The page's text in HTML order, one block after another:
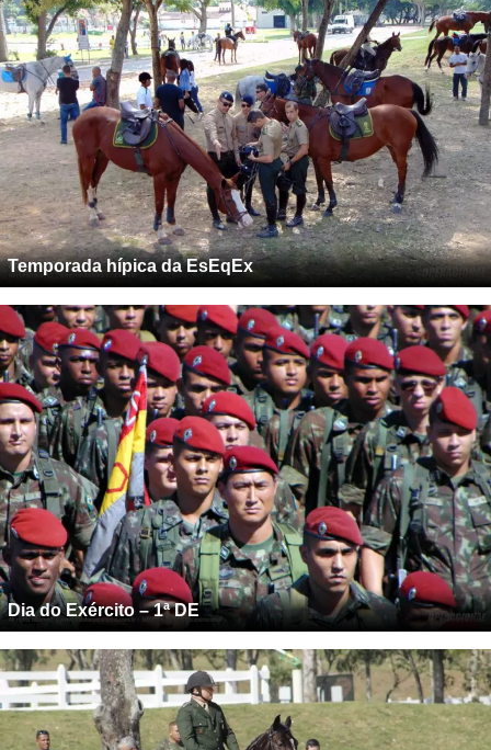
Temporada hípica da EsEqEx
Dia do Exército – 1ª DE